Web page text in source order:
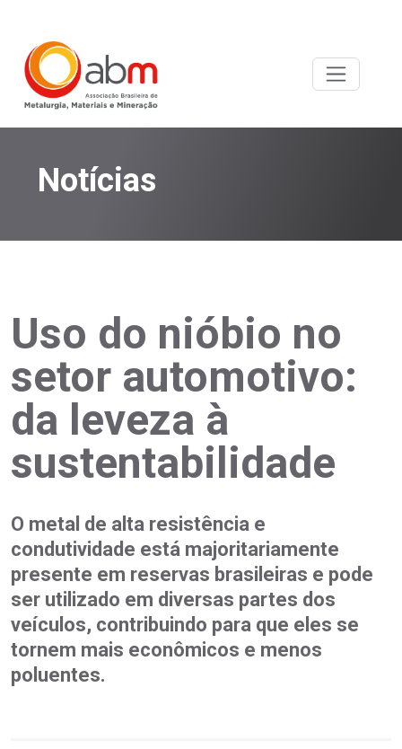
Notícias
Uso do nióbio no
setor automotivo:
da leveza à
sustentabilidade
O metal de alta resistência e
condutividade está majoritariamente
presente em reservas brasileiras e pode
ser utilizado em diversas partes dos
veículos, contribuindo para que eles se
tornem mais econômicos e menos
poluentes.